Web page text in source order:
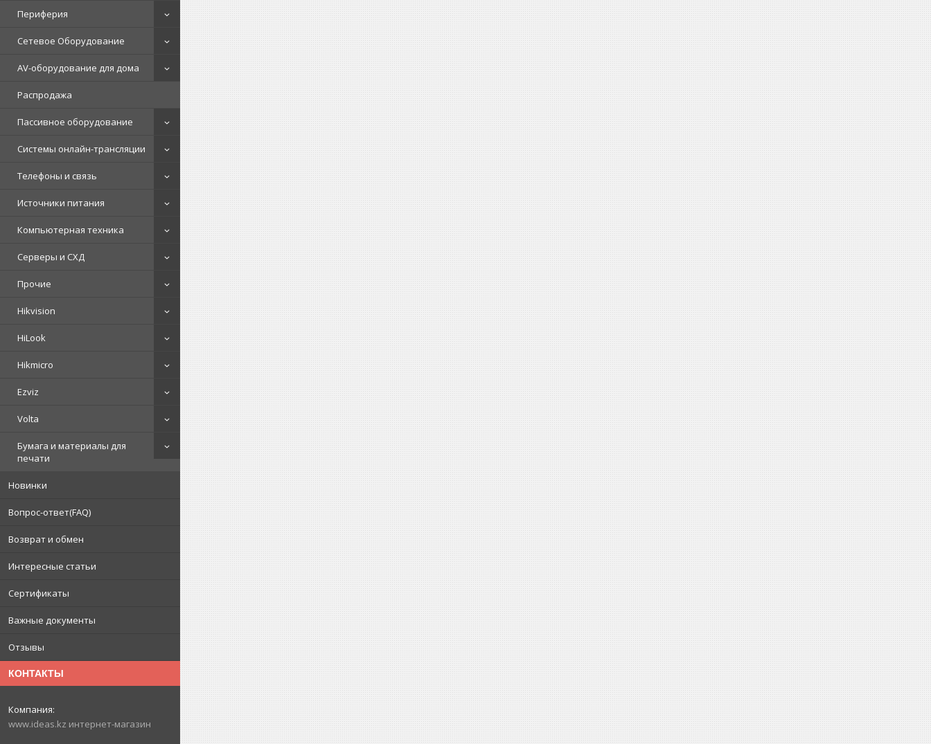
Периферия
Сетевое Оборудование
AV-оборудование для дома
Распродажа
Пассивное оборудование
Системы онлайн-трансляции
Телефоны и связь
Источники питания
Компьютерная техника
Серверы и СХД
Прочие
Hikvision
HiLook
Hikmicro
Ezviz
Volta
Бумага и материалы для
печати
Новинки
Вопрос-ответ(FAQ)
Возврат и обмен
Интересные статьи
Сертификаты
Важные документы
Отзывы
КОНТАКТЫ
www.ideas.kz интернет-магазин